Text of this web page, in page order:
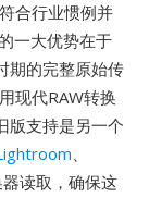
合行业惯例并
一大优势在于
期的完整原始传
现代RAW转换
版支持是另一个
、
读取，确保这